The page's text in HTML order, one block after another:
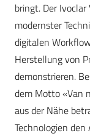
bringt. Der
modernster
digitalen
Herstellung von
demonstrieren.
dem Motto «Van
aus der Nähe
Technologien